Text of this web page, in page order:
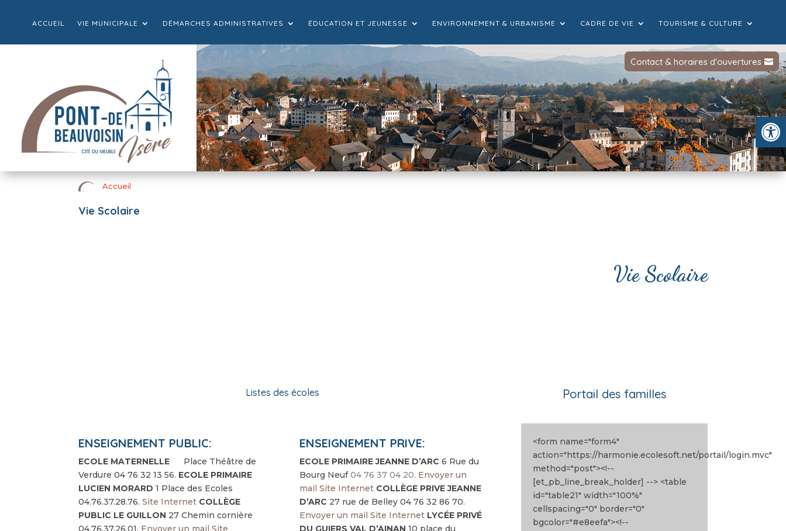
ACCUEIL VIE MUNICIPALE DÉMARCHES ADMINISTRATIVES ÉDUCATION ET JEUNESSE ENVIRONNEMENT & URBANISME CADRE DE VIE TOURISME & CULTURE
Contact & horaires d'ouvertures
Accueil
Vie Scolaire
Vie Scolaire
Listes des écoles
ENSEIGNEMENT PUBLIC:
ECOLE MATERNELLE
Place Théâtre de
Verdure 04 76 32 13 56. ECOLE PRIMAIRE
LUCIEN MORARD 1 Place des Ecoles
04.76.37.28.76.Site Internet COLLÈGE
PUBLIC LE GUILLON 27 Chemin cornière
04.76.37.26.01. Envoyer un mail Site
ENSEIGNEMENT PRIVE:
ECOLE PRIMAIRE JEANNE D’ARC 6 Rue du
Bourg Neuf04 76 37 04 20. Envoyer un
mail Site Internet COLLÈGE PRIVE JEANNE
D’ARC 27 rue de Belley 04 76 32 86 70.
Envoyer un mail Site Internet LYCÉE PRIVÉ
DU GUIERS VAL D’AINAN 10 place du
Portail des familles
<form name="form4"
action="https://harmonie.ecolesoft.net/portail/login.mvc"
method="post"><!--
[et_pb_line_break_holder] --> <table
id="table21" width="100%"
cellspacing="0" border="0"
bgcolor="#e8eefa"><!--